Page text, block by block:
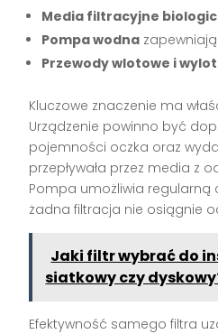
Media filtracyjne
Pompa wodna
Przewody wlotowe i
Kluczowe znaczenie ma
Urządzenie powinno być
pojemności oczka oraz
przepływała przez media z
Pompa umożliwia regularną
żadna filtracja nie osiągnie
Jaki filtr wybrać do
siatkowy czy
Efektywność samego filtra